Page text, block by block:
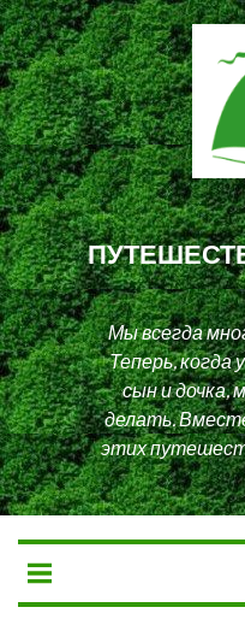
Мы всегда
Теперь, когда
сын и дочка,
делать.
этих